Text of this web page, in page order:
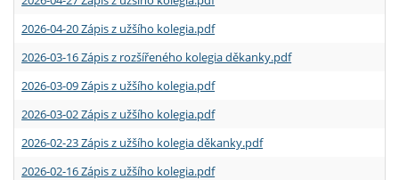
2026-04-20 Zápis z užšího kolegia.pdf
2026-03-16 Zápis z rozšířeného kolegia děkanky.pdf
2026-03-09 Zápis z užšího kolegia.pdf
2026-03-02 Zápis z užšího kolegia.pdf
2026-02-23 Zápis z užšího kolegia děkanky.pdf
2026-02-16 Zápis z užšího kolegia.pdf